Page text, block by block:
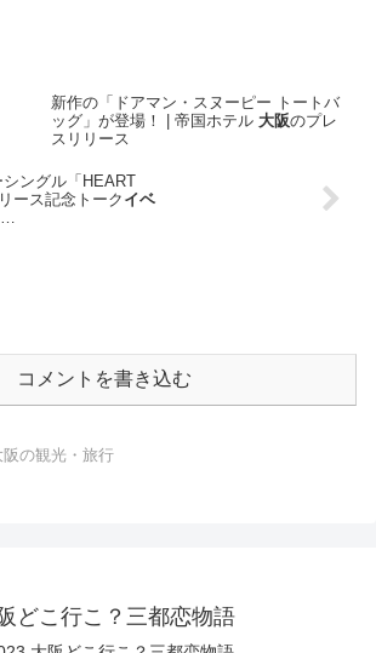
新作の「ドアマン・スヌーピー トートバ
ッグ」が登場！ | 帝国ホテル 大阪のプレ
スリリース
ングル「HEART
ース記念トーク イベ
コメントを書き込む
阪の観光・旅行
どこ行こ？三都恋物語